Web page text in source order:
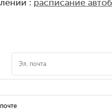
: расписание